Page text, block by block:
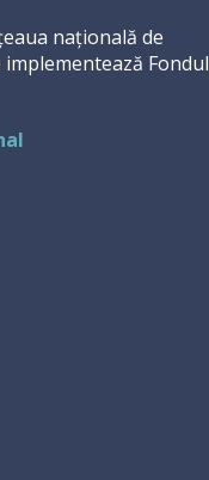
națională de
Fondul